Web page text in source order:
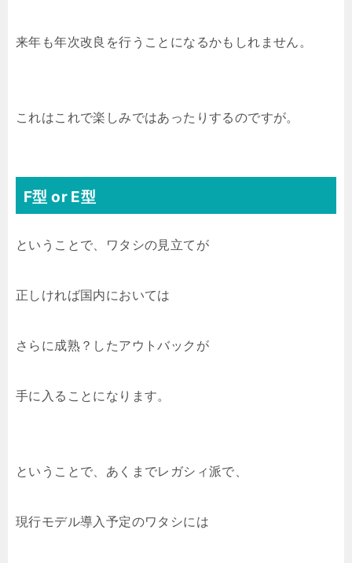
来年も年次改良を行うことになるかもしれません。
これはこれで楽しみではあったりするのですが。
F型 or E型
ということで、ワタシの見立てが
正しければ国内においては
さらに成熟？したアウトバックが
手に入ることになります。
ということで、あくまでレガシィ派で、
現行モデル導入予定のワタシには